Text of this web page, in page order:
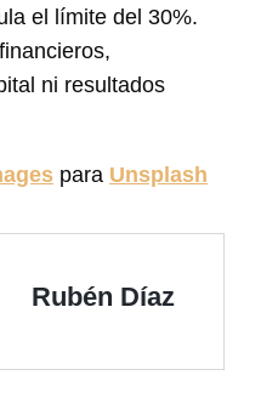
el límite del 30%.
ni resultados
para Unsplash
Rubén Díaz